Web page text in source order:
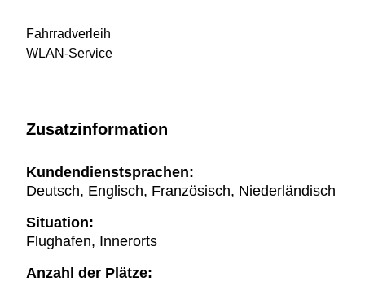
Fahrradverleih
WLAN-Service
Zusatzinformation
Kundendienstsprachen:
Deutsch, Englisch, Französisch, Niederländisch
Situation:
Flughafen, Innerorts
Anzahl der Plätze: